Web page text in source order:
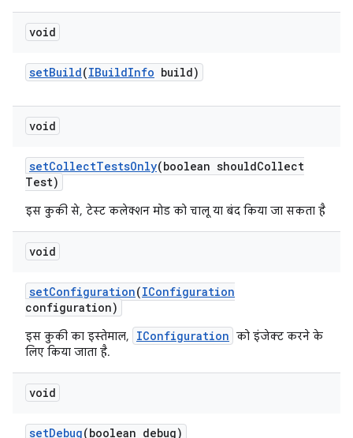
void
setBuild(IBuildInfo build)
void
setCollectTestsOnly(boolean shouldCollect
Test)
इस कुकी से, टेस्ट कलेक्शन मोड को चालू या बंद किया जा सकता है
void
setConfiguration(IConfiguration
configuration)
इस कुकी का इस्तेमाल, IConfiguration को इंजेक्ट करने के
लिए किया जाता है.
void
setDebug(boolean debug)